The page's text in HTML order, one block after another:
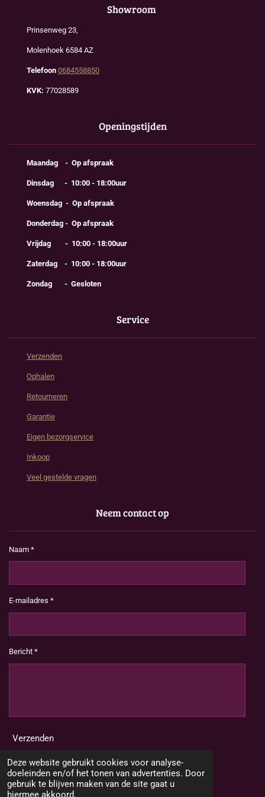
Deze website gebruikt cookies voor analyse-
doeleinden en/of het tonen van advertenties. Door
gebruik te blijven maken van de site gaat u
hiermee akkoord.
Showroom
Prinsenweg 23,
Molenhoek 6584 AZ
Telefoon 0684558850
KVK: 77028589
Openingstijden
Maandag - Op afspraak
Dinsdag - 10:00 - 18:00uur
Woensdag - Op afspraak
Donderdag - Op afspraak
Vrijdag - 10:00 - 18:00uur
Zaterdag - 10:00 - 18:00uur
Zondag - Gesloten
Service
Verzenden
Ophalen
Retourneren
Garantie
Eigen bezorgservice
Inkoop
Veel gestelde vragen
Neem contact op
Naam *
E-mailadres *
Bericht *
Verzenden